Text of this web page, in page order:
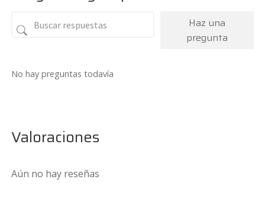
Haz una
pregunta
No hay preguntas todavía
Valoraciones
Aún no hay reseñas